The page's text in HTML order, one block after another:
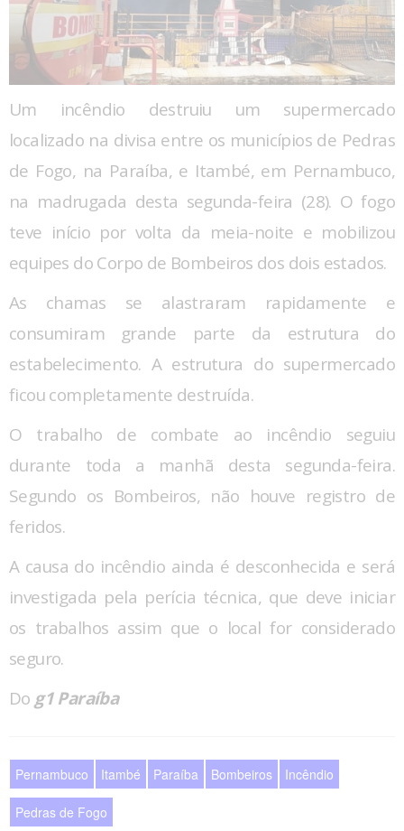
Um incêndio destruiu um supermercado
localizado na divisa entre os municípios de Pedras
de Fogo, na Paraíba, e Itambé, em Pernambuco,
na madrugada desta segunda-feira (28). O fogo
teve início por volta da meia-noite e mobilizou
equipes do Corpo de Bombeiros dos dois estados.
As chamas se alastraram rapidamente e
consumiram grande parte da estrutura do
estabelecimento. A estrutura do supermercado
ficou completamente destruída.
O trabalho de combate ao incêndio seguiu
durante toda a manhã desta segunda-feira.
Segundo os Bombeiros, não houve registro de
feridos.
A causa do incêndio ainda é desconhecida e será
investigada pela perícia técnica, que deve iniciar
os trabalhos assim que o local for considerado
seguro.
Do g1 Paraíba
Pernambuco Itambé Paraíba Bombeiros Incêndio
Pedras de Fogo